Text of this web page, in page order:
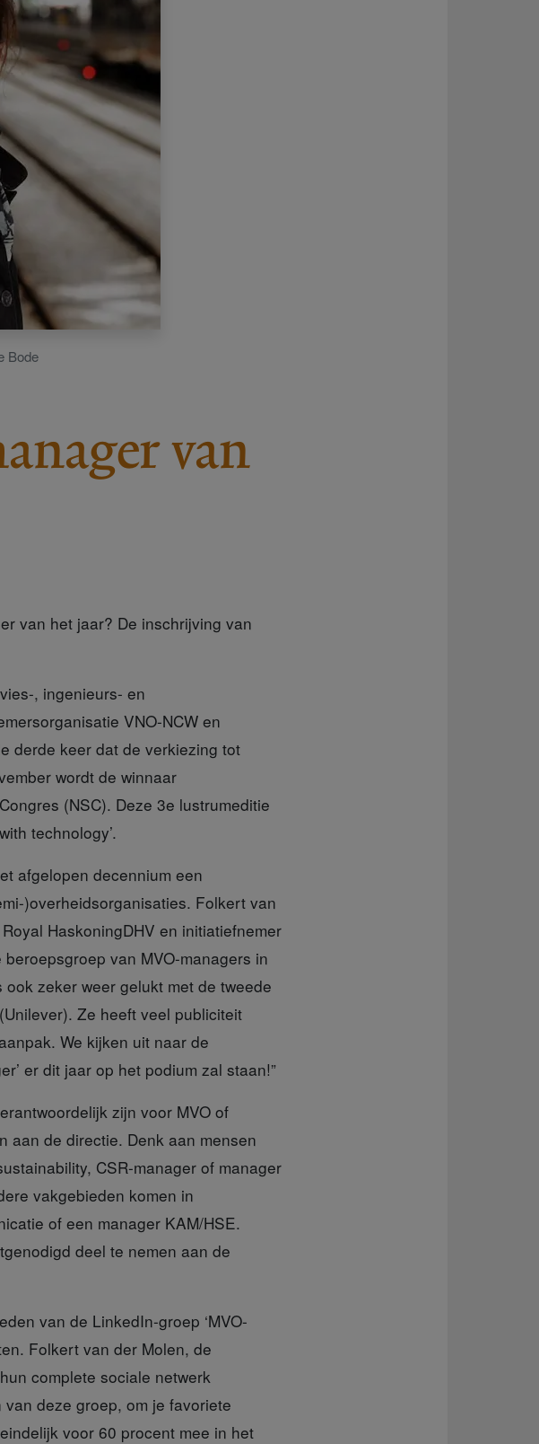
Bode
van
van het jaar? De inschrijving van
, ingenieurs- en
VNO-NCW en
derde keer dat de verkiezing tot
wordt de winnaar
(NSC). Deze 3e lustrumeditie
technology’.
afgelopen decennium een
)overheidsorganisaties. Folkert van
HaskoningDHV en initiatiefnemer
van MVO-managers in
zeker weer gelukt met de tweede
Ze heeft veel publiciteit
We kijken uit naar de
er dit jaar op het podium zal staan!”
zijn voor MVO of
aan de directie. Denk aan mensen
CSR-manager of manager
vakgebieden komen in
of een manager KAM/HSE.
deel te nemen aan de
van de LinkedIn-groep ‘MVO-
Folkert van der Molen, de
complete sociale netwerk
deze groep, om je favoriete
voor 60 procent mee in het